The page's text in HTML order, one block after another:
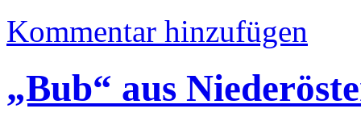
Kommentar hinzufügen
„Bub“ aus